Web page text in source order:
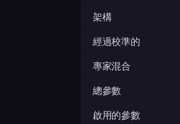
架構
經過校準的
專家混合
總參數
啟用的參數